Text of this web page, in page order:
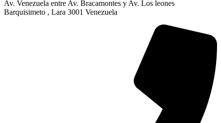
Av. Venezuela entre Av. Bracamontes y Av. Los leones
Barquisimeto , Lara 3001 Venezuela